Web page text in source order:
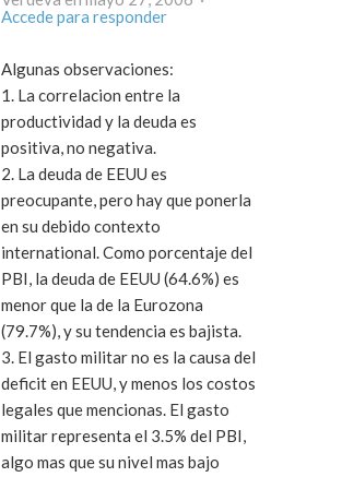
Accede para responder
Algunas observaciones:
1. La correlacion entre la
productividad y la deuda es
positiva, no negativa.
2. La deuda de EEUU es
preocupante, pero hay que ponerla
en su debido contexto
international. Como porcentaje del
PBI, la deuda de EEUU (64.6%) es
menor que la de la Eurozona
(79.7%), y su tendencia es bajista.
3. El gasto militar no es la causa del
deficit en EEUU, y menos los costos
legales que mencionas. El gasto
militar representa el 3.5% del PBI,
algo mas que su nivel mas bajo